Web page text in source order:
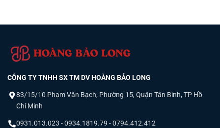
CÔNG TY TNHH SX TM DV HOÀNG BẢO LONG
83/15/10 Phạm Văn Bạch, Phường 15, Quận Tân Bình, TP Hồ
Chí Minh
0931.013.023 - 0934.1819.79 - 0794.412.412